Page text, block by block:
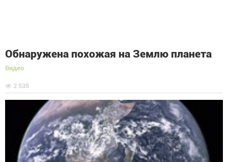
Обнаружена похожая на Землю планета
Видео
2 535